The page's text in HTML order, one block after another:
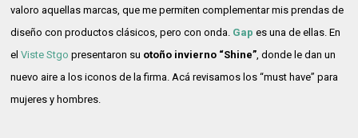
valoro aquellas marcas, que me permiten complementar mis prendas de
diseño con productos clásicos, pero con onda. Gap es una de ellas. En
elViste Stgo presentaron su otoño invierno “Shine”, donde le dan un
nuevo aire a los iconos de la firma. Acá revisamos los “must have” para
mujeres y hombres.